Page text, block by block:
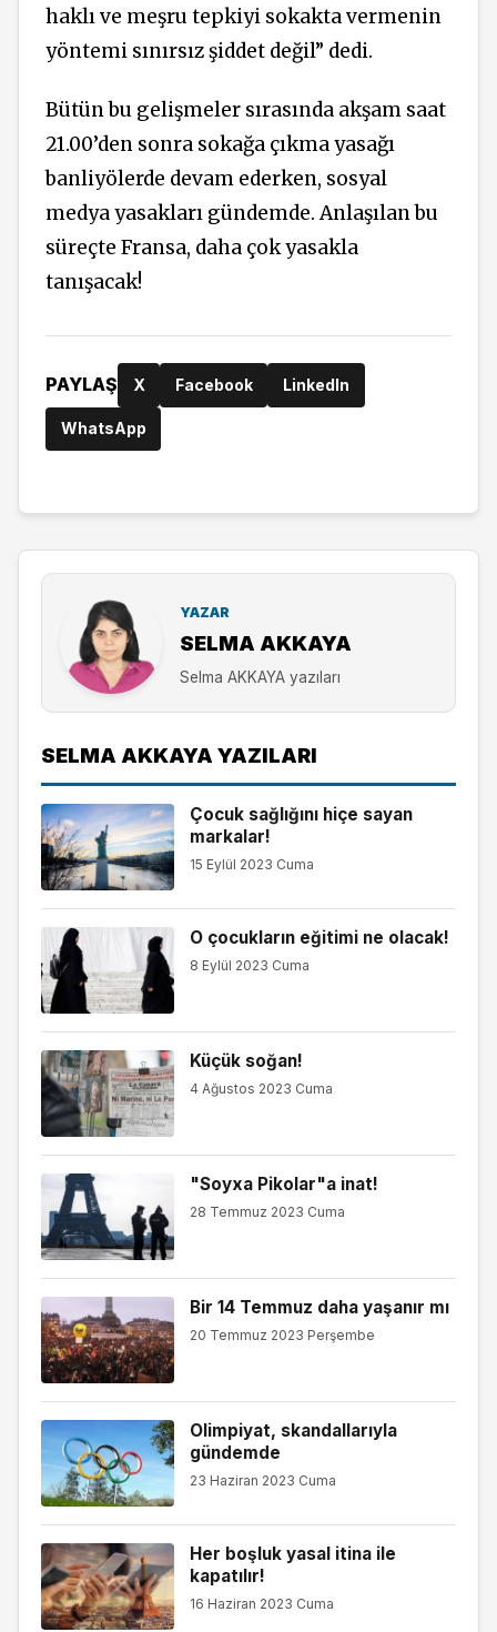
haklı ve meşru tepkiyi sokakta vermenin
yöntemi sınırsız şiddet değil” dedi.
Bütün bu gelişmeler sırasında akşam saat
21.00’den sonra sokağa çıkma yasağı
banliyölerde devam ederken, sosyal
medya yasakları gündemde. Anlaşılan bu
süreçte Fransa, daha çok yasakla
tanışacak!
PAYLAŞ X Facebook LinkedIn
WhatsApp
YAZAR
SELMA AKKAYA
Selma AKKAYA yazıları
SELMA AKKAYA YAZILARI
Çocuk sağlığını hiçe sayan
markalar!
15 Eylül 2023 Cuma
O çocukların eğitimi ne olacak!
8 Eylül 2023 Cuma
Küçük soğan!
4 Ağustos 2023 Cuma
"Soyxa Pikolar"a inat!
28 Temmuz 2023 Cuma
Bir 14 Temmuz daha yaşanır mı
20 Temmuz 2023 Perşembe
Olimpiyat, skandallarıyla
gündemde
23 Haziran 2023 Cuma
Her boşluk yasal itina ile
kapatılır!
16 Haziran 2023 Cuma